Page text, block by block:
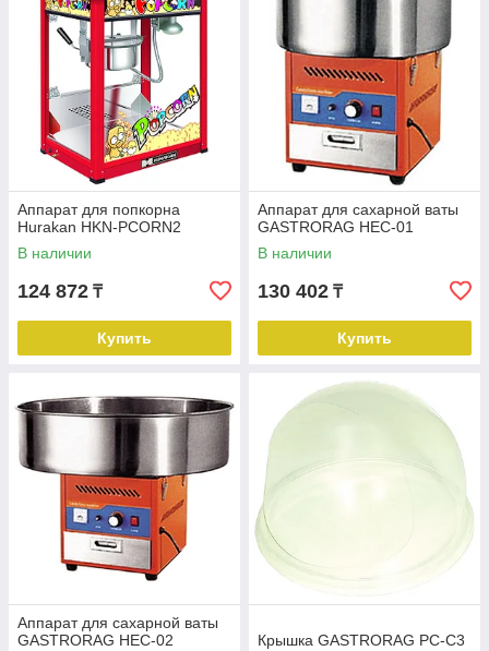
Аппарат для попкорна
Hurakan HKN-PCORN2
В наличии
124 872 ₸
Купить
Аппарат для сахарной ваты
GASTRORAG HEC-01
В наличии
130 402 ₸
Купить
Аппарат для сахарной ваты
GASTRORAG HEC-02
Крышка GASTRORAG PC‑C3